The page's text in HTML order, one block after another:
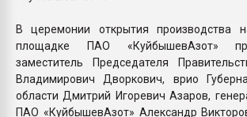
В церемонии открытия производства
площадке ПАО «КуйбышевАзот»
заместитель Председателя
Владимирович Дворкович, врио
области Дмитрий Игоревич Азаров,
ПАО «КуйбышевАзот» Александр